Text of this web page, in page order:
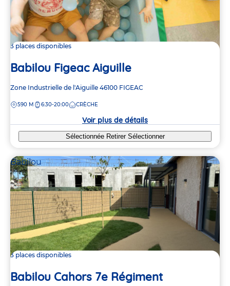
3 places disponibles
Babilou Figeac Aiguille
Adresse
la
Zone Industrielle de l'Aiguille 46100 FIGEAC
DISTANCE
590 M 6:30-20:00 CRÈCHE
Voir plus de détails
Sélectionnée Retirer Sélectionner
Babilou
3 places disponibles
Babilou Cahors 7e Régiment